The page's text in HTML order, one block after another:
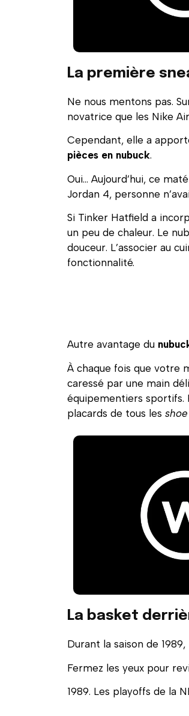
La première
Ne nous mentons pas.
novatrice que les Nike
Cependant, elle a
pièces en nubuck.
Oui… Aujourd’hui, ce
Jordan 4, personne
Si Tinker Hatfield a
un peu de chaleur. Le
douceur. L’associer au
fonctionnalité.
Autre avantage du
À chaque fois que votre
caressé par une main
équipementiers sportifs.
placards de tous les
La basket
Durant la saison de
Fermez les yeux pour
1989. Les playoffs de la